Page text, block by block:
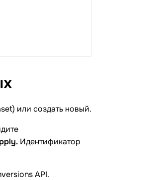
или создать новый.
Идентификатор
API.